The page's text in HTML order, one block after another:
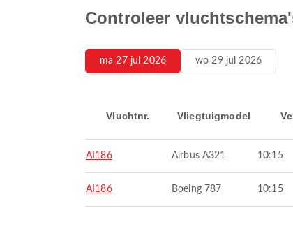
Controleer
ma 27 jul 2026 wo 29 jul 2026
Vluchtnr. Vliegtuigmodel
AI186 Airbus A321 10:15
AI186 Boeing 787 10:15